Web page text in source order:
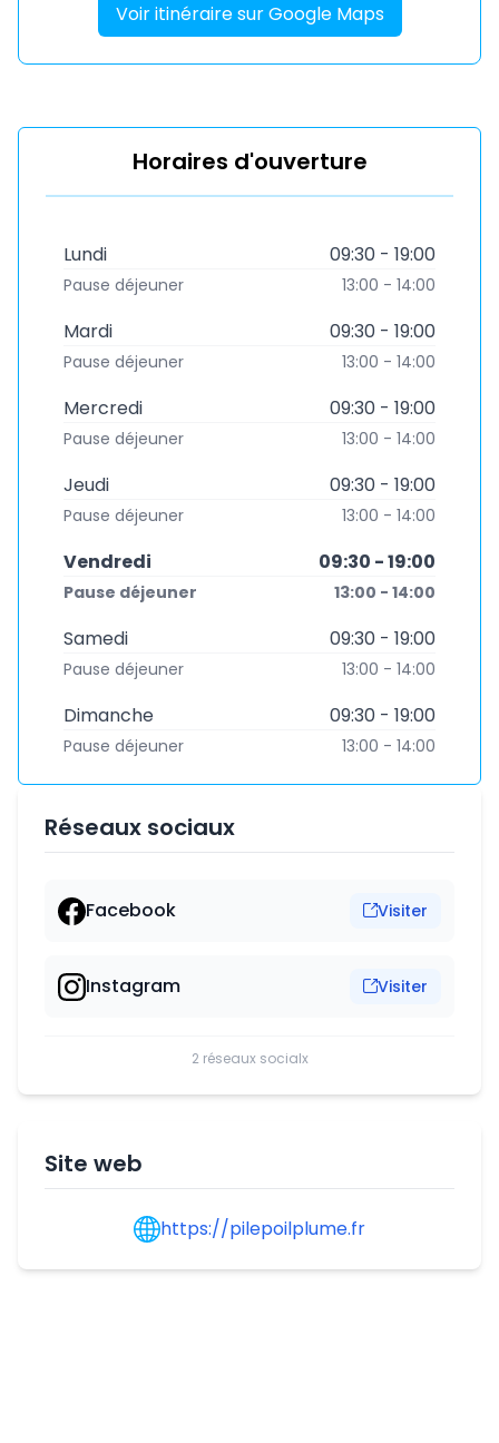
Voir itinéraire sur Google Maps
Horaires d'ouverture
Lundi 09:30 - 19:00
Pause déjeuner 13:00 - 14:00
Mardi 09:30 - 19:00
Pause déjeuner 13:00 - 14:00
Mercredi 09:30 - 19:00
Pause déjeuner 13:00 - 14:00
Jeudi 09:30 - 19:00
Pause déjeuner 13:00 - 14:00
Vendredi 09:30 - 19:00
Pause déjeuner 13:00 - 14:00
Samedi 09:30 - 19:00
Pause déjeuner 13:00 - 14:00
Dimanche 09:30 - 19:00
Pause déjeuner 13:00 - 14:00
Réseaux sociaux
Facebook Visiter
Instagram Visiter
2 réseaux socialx
Site web
https://pilepoilplume.fr